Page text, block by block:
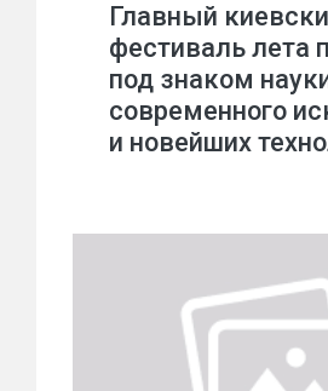
Главный
фестиваль лета
под знаком
современного
и новейших